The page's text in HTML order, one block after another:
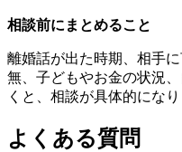
相談前にまとめること
離婚話が出た時期、相手
無、子どもやお金の状況
くと、相談が具体的になり
よくある質問